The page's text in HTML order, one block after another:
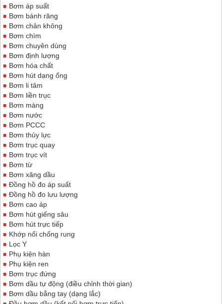
Bơm áp suất
Bơm bánh răng
Bơm chân không
Bơm chìm
Bơm chuyên dùng
Bơm định lượng
Bơm hóa chất
Bơm hút dạng ống
Bơm li tâm
Bơm liền trục
Bơm màng
Bơm nước
Bơm PCCC
Bơm thủy lực
Bơm trục quay
Bơm trục vít
Bơm từ
Bơm xăng dầu
Đồng hồ đo áp suất
Đồng hồ đo lưu lượng
Bơm cao áp
Bơm hút giếng sâu
Bơm hút trực tiếp
Khớp nối chống rung
Lọc Y
Phụ kiện hàn
Phụ kiện ren
Bơm trục đứng
Bơm dầu tự động (điều chỉnh thời gian)
Bơm dầu bằng tay (dạng lắc)